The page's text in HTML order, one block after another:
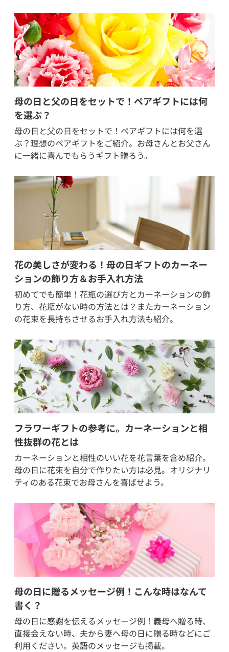
母の日と父の日をセットで！ペアギフトには何
を選ぶ？
母の日と父の日をセットで！ペアギフトには何を選
ぶ？理想のペアギフトをご紹介。お母さんとお父さん
に一緒に喜んでもらうギフト贈ろう。
花の美しさが変わる！母の日ギフトのカーネー
ションの飾り方＆お手入れ方法
初めてでも簡単！花瓶の選び方とカーネーションの飾
り方、花瓶がない時の方法とは？またカーネーション
の花束を長持ちさせるお手入れ方法も紹介。
フラワーギフトの参考に。カーネーションと相
性抜群の花とは
カーネーションと相性のいい花を花言葉を含め紹介。
母の日に花束を自分で作りたい方は必見。オリジナリ
ティのある花束でお母さんを喜ばせよう。
母の日に贈るメッセージ例！こんな時はなんて
書く？
母の日に感謝を伝えるメッセージ例！義母へ贈る時、
直接会えない時、夫から妻へ母の日に贈る時などにご
利用ください。英語のメッセージも掲載。